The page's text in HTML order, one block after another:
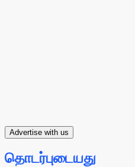
Advertise with us
தொடர்புடையது